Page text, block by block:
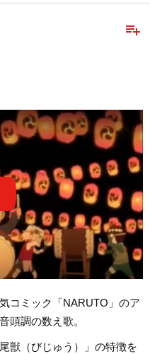
playlist_add
コミック「NARUTO」のア
頭調の数え歌。
獣（びじゅう）」の特徴を